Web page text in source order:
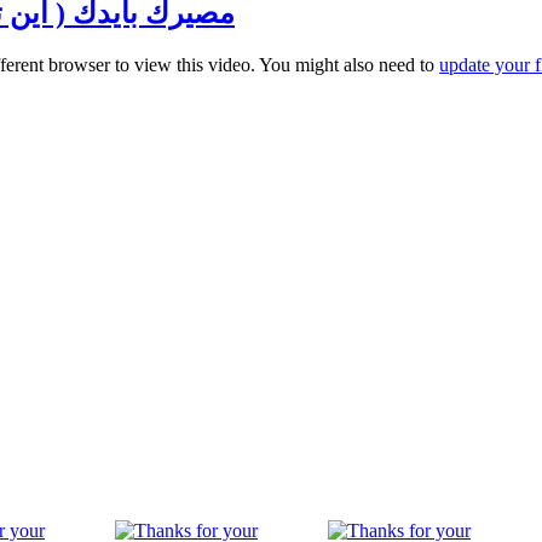
مصيرك بايدك ( أين
browser to view this video. You might also need toupdate your